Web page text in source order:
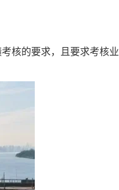
核的要求，且要求考核业